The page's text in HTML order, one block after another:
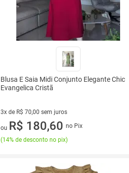
Blusa E Saia Midi Conjunto Elegante Chic
Evangelica Cristã
3x de R$ 70,00 sem juros
3 vez de R$ 70,00 sem juros
ou R$ 180,60 no Pix
(14% de desconto no pix)